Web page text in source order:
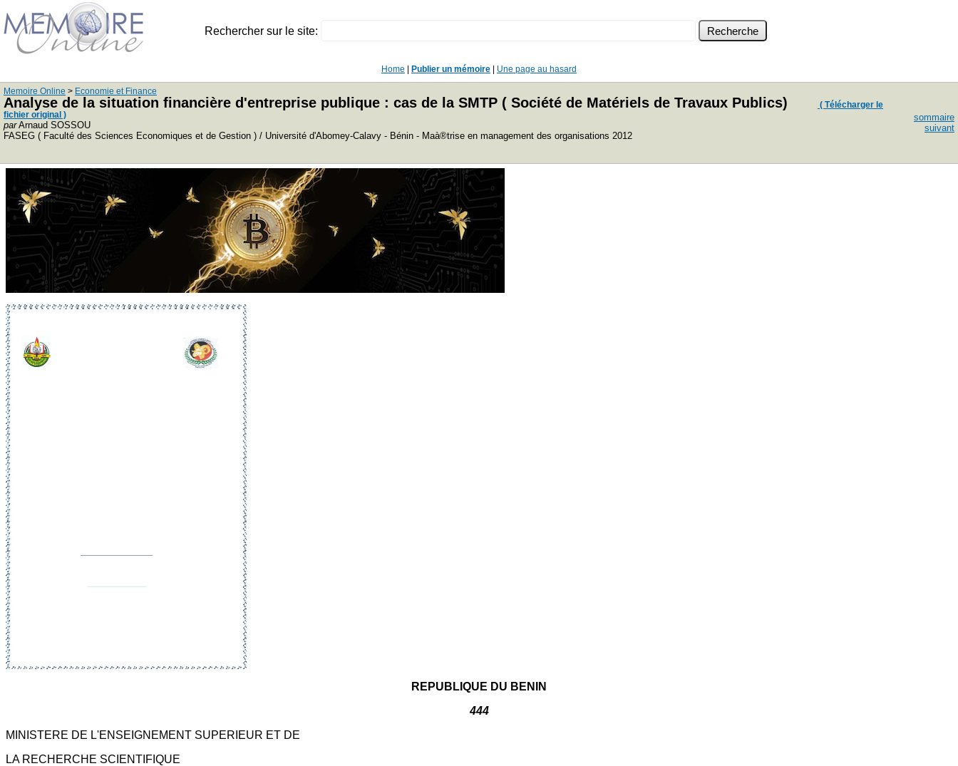
Rechercher sur le site:
Home Publier un mémoire Une page au hasard
Memoire Online > Economie et Finance
Analyse de la situation financière d'entreprise publique : cas de la SMTP ( Société de Matériels de Travaux Publics)
( Télécharger le
fichier original )
parArnaud SOSSOU
FASEG ( Faculté des Sciences Economiques et de Gestion ) / Université d'Abomey-Calavy - Bénin - Maà®trise en management des organisations 2012
sommaire
suivant
REPUBLIQUE DU BENIN
444
MINISTERE DE L'ENSEIGNEMENT SUPERIEUR ET DE
LA RECHERCHE SCIENTIFIQUE